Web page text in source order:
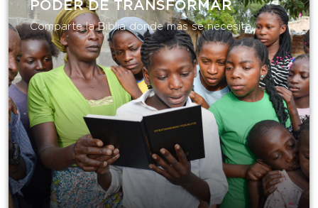
PODER DE TRANSFORMAR​
Comparte la Biblia donde más se necesita.